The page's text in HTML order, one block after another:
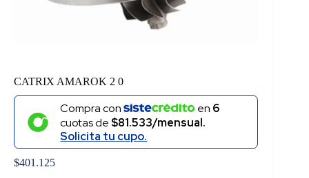
CATRIX AMAROK 2 0
Compra con en 6
cuotas de $81.533/mensual.
Solicita tu cupo.
$401.125